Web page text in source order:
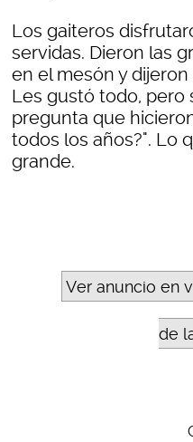
Los gaiteros
servidas. Dieron las
en el mesón y
Les gustó todo, pero
pregunta que
todos los años?". Lo
grande.
Ver anuncio en
de